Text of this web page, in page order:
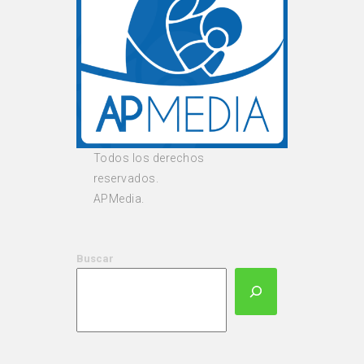
Todos los derechos
reservados.
APMedia.
Buscar